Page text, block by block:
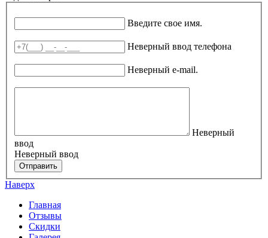
Введите свое имя.
Неверный ввод телефона
Неверный e-mail.
Неверный
ввод
Неверный ввод
Отправить
Наверх
Главная
Отзывы
Скидки